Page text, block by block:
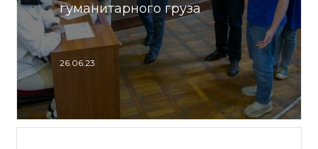
гуманитарного груза
26.06.23